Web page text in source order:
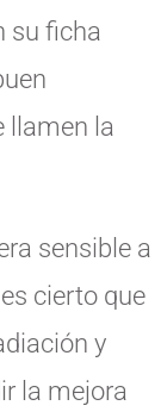
su ficha
llamen la
sensible a
cierto que
y
la mejora